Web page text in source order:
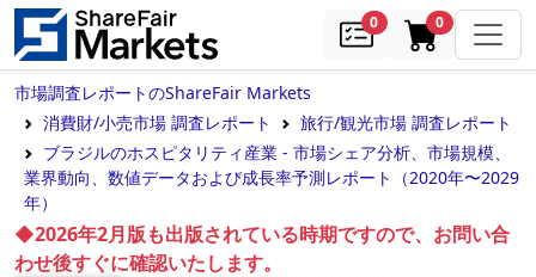
0samples0in cart
市場調査レポートのShareFair Markets
消費財/小売市場 調査レポート
旅行/観光市場 調査レポート
ブラジルのホスピタリティ産業 - 市場シェア分析、市場規模、
業界動向、数値データおよび成長率予測レポート（2020年〜2029
年）
◆2026年2月版も出版されている時期ですので、お問い合
わせ後すぐに確認いたします。